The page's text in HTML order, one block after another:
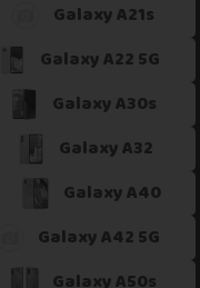
Galaxy A21s
Galaxy A22 5G
Galaxy A30s
Galaxy A32
Galaxy A40
Galaxy A42 5G
Galaxy A50s